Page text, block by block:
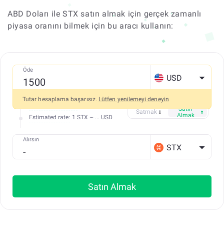
ABD Doları ile STX satın almak için gerçek zamanlı
piyasa oranını bilmek için bu aracı kullanın:
Öde
USD
Tutar hesaplama başarısız. Lütfen yenilemeyi deneyin
Estimated rate: 1 STX ~ ... USD
Satmak
Satın
Almak
Alırsın
STX
Satın Almak